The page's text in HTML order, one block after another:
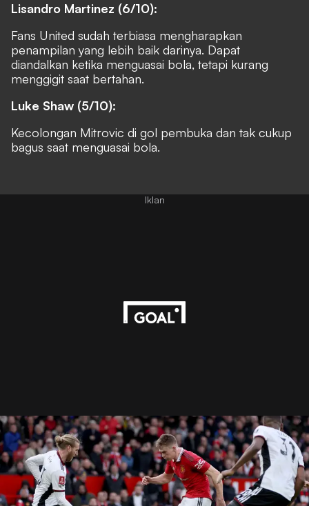
Lisandro Martinez (6/10):
Fans United sudah terbiasa mengharapkan
penampilan yang lebih baik darinya. Dapat
diandalkan ketika menguasai bola, tetapi kurang
menggigit saat bertahan.
Luke Shaw (5/10):
Kecolongan Mitrovic di gol pembuka dan tak cukup
bagus saat menguasai bola.
Iklan